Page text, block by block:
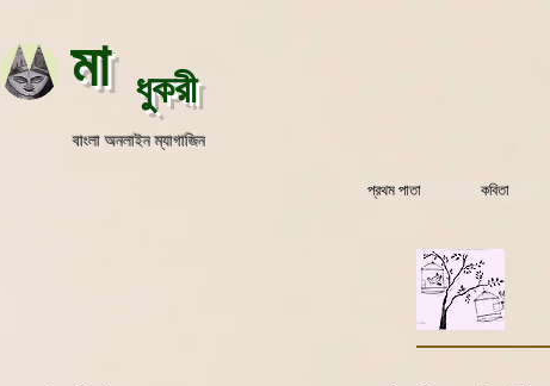
মা ধুকরী
বাংলা অনলাইন ম্যাগাজিন
প্রথম পাতা কবিতা